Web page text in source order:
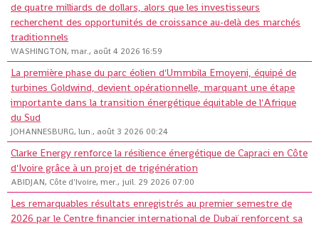
de quatre milliards de dollars, alors que les investisseurs
recherchent des opportunités de croissance au-delà des marchés
traditionnels
WASHINGTON, mar., août 4 2026 16:59
La première phase du parc éolien d'Ummbila Emoyeni, équipé de
turbines Goldwind, devient opérationnelle, marquant une étape
importante dans la transition énergétique équitable de l'Afrique
du Sud
JOHANNESBURG, lun., août 3 2026 00:24
Clarke Energy renforce la résilience énergétique de Capraci en Côte
d'Ivoire grâce à un projet de trigénération
ABIDJAN, Côte d'Ivoire, mer., juil. 29 2026 07:00
Les remarquables résultats enregistrés au premier semestre de
2026 par le Centre financier international de Dubaï renforcent sa